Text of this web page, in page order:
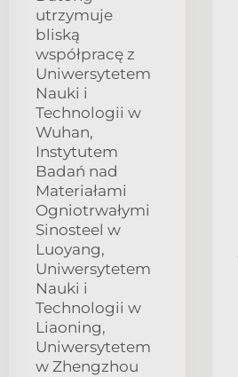
utrzymuje
bliską
współpracę z
Uniwersytetem
Nauki i
Technologii w
Wuhan,
Instytutem
Badań nad
Materiałami
Ogniotrwałymi
Sinosteel w
Luoyang,
Uniwersytetem
Nauki i
Technologii w
Liaoning,
Uniwersytetem
w Zhengzhou